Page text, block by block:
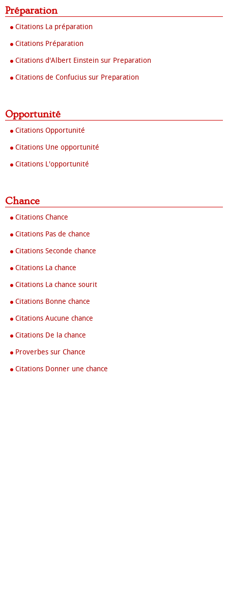
Préparation
Citations La préparation
Citations Préparation
Citations d'Albert Einstein sur Preparation
Citations de Confucius sur Preparation
Opportunité
Citations Opportunité
Citations Une opportunité
Citations L'opportunité
Chance
Citations Chance
Citations Pas de chance
Citations Seconde chance
Citations La chance
Citations La chance sourit
Citations Bonne chance
Citations Aucune chance
Citations De la chance
Proverbes sur Chance
Citations Donner une chance